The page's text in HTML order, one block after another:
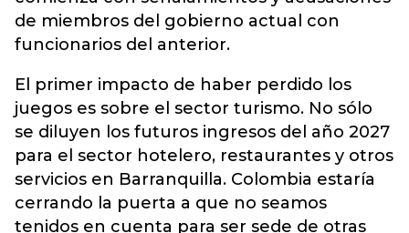
de miembros del gobierno actual con
funcionarios del anterior.
El primer impacto de haber perdido los
juegos es sobre el sector turismo. No sólo
se diluyen los futuros ingresos del año 2027
para el sector hotelero, restaurantes y otros
servicios en Barranquilla. Colombia estaría
cerrando la puerta a que no seamos
tenidos en cuenta para ser sede de otras